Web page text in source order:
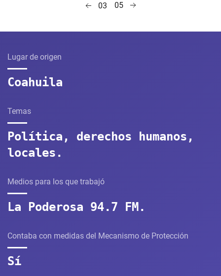
03 05
Lugar de origen
Coahuila
Temas
Política, derechos humanos,
locales.
Medios para los que trabajó
La Poderosa 94.7 FM.
Contaba con medidas del Mecanismo de Protección
Sí